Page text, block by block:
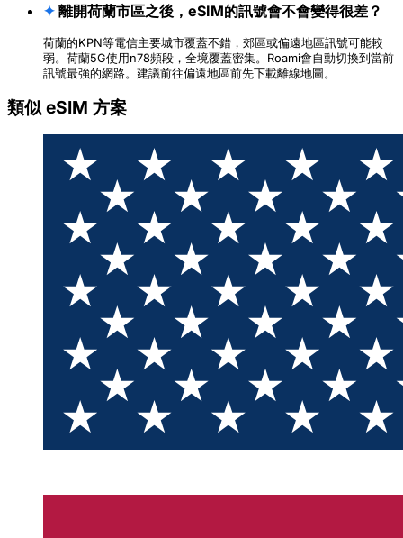
✦ 離開荷蘭市區之後，eSIM的訊號會不會變得很差？
荷蘭的KPN等電信主要城市覆蓋不錯，郊區或偏遠地區訊號可能較
弱。荷蘭5G使用n78頻段，全境覆蓋密集。Roami會自動切換到當前
訊號最強的網路。建議前往偏遠地區前先下載離線地圖。
類似 eSIM 方案